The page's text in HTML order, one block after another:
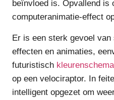
beïnvloed is. Opvallend is
computeranimatie-effect
Er is een sterk gevoel
effecten en animaties,
futuristisch kleurenschema
op een velociraptor. In
intelligent opgezet om